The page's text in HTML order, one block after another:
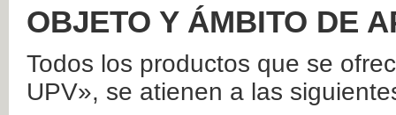
OBJETO Y ÁMBITO DE
Todos los productos que se
UPV», se atienen a las